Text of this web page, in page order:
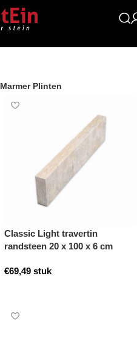
Marmer Plinten
Classic Light travertin
randsteen 20 x 100 x 6 cm
getrommeld
€69,49 stuk